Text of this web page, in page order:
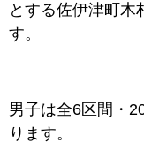
とする佐伊津町木
す。
男子は全6区間・
ります。